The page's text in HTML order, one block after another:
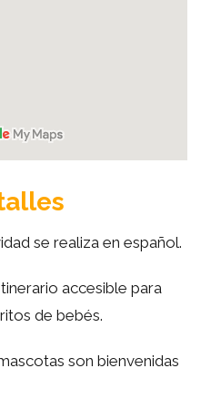
se realiza en español.
accesible para
de bebés.
son bienvenidas